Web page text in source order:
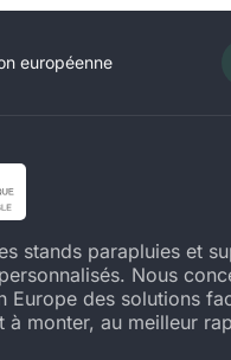
européenne
stands parapluies et
Nous
Europe des solutions
à monter, au meilleur